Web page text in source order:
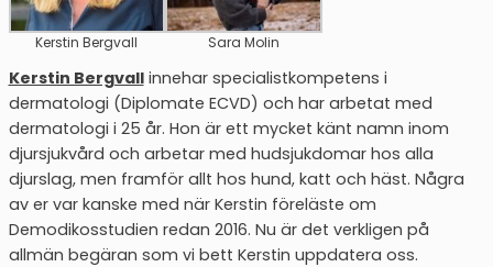
Kerstin Bergvall Sara Molin
Kerstin Bergvallinnehar specialistkompetens i
dermatologi (Diplomate ECVD) och har arbetat med
dermatologi i 25 år. Hon är ett mycket känt namn inom
djursjukvård och arbetar med hudsjukdomar hos alla
djurslag, men framför allt hos hund, katt och häst. Några
av er var kanske med när Kerstin föreläste om
Demodikosstudien redan 2016. Nu är det verkligen på
allmän begäran som vi bett Kerstin uppdatera oss.